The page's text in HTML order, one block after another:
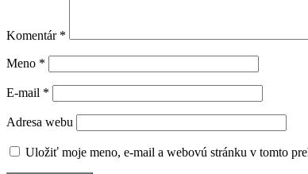
Komentár *
Meno *
E-mail *
Adresa webu
Uložiť moje meno, e-mail a webovú stránku v tomto